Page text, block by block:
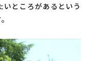
ところがあるという